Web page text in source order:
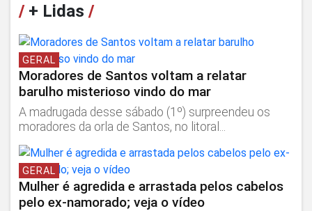
/+ Lidas /
GERAL
Moradores de Santos voltam a relatar
barulho misterioso vindo do mar
A madrugada desse sábado (1º) surpreendeu os
moradores da orla de Santos, no litoral...
GERAL
Mulher é agredida e arrastada pelos cabelos
pelo ex-namorado; veja o vídeo